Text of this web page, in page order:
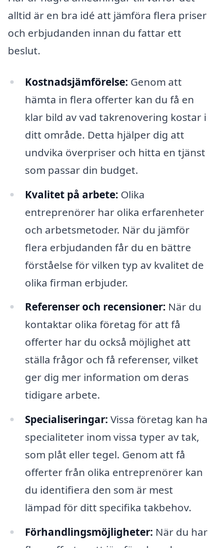
alltid är en bra idé att jämföra flera priser
och erbjudanden innan du fattar ett
beslut.
Kostnadsjämförelse: Genom att
hämta in flera offerter kan du få en
klar bild av vad takrenovering kostar i
ditt område. Detta hjälper dig att
undvika överpriser och hitta en tjänst
som passar din budget.
Kvalitet på arbete: Olika
entreprenörer har olika erfarenheter
och arbetsmetoder. När du jämför
flera erbjudanden får du en bättre
förståelse för vilken typ av kvalitet de
olika firman erbjuder.
Referenser och recensioner: När du
kontaktar olika företag för att få
offerter har du också möjlighet att
ställa frågor och få referenser, vilket
ger dig mer information om deras
tidigare arbete.
Specialiseringar: Vissa företag kan ha
specialiteter inom vissa typer av tak,
som plåt eller tegel. Genom att få
offerter från olika entreprenörer kan
du identifiera den som är mest
lämpad för ditt specifika takbehov.
Förhandlingsmöjligheter: När du har